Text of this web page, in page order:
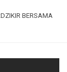
BERSAMA